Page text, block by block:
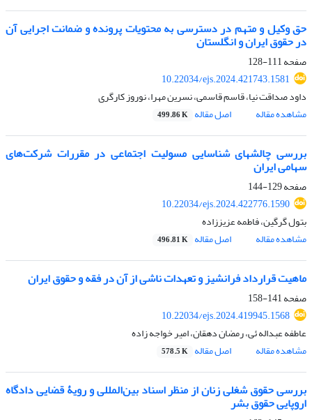
حق وکیل و متهم در دسترسی به محتویات پرونده و ضمانت اجرایی آن
در حقوق ایران و انگلستان
صفحه111-128
10.22034/ejs.2024.421743.1581
داود صداقت نیا، قاسم قاسمی، نسرین مهرا، نوروز کارگری
مشاهده مقاله
اصل مقاله 499.86 K
بررسی چالشهای شناسایی مسولیت اجتماعی در مقررات شرکت‌های
سهامی ایران
صفحه129-144
10.22034/ejs.2024.422776.1590
بتول گرگین، فاطمه عزیززاده
مشاهده مقاله
اصل مقاله 496.81 K
ماهیت قرارداد فرانشیز و تعهدات ناشی از آن در فقه و حقوق ایران
صفحه141-158
10.22034/ejs.2024.419945.1568
عاطفه عبداله ئی، رمضان دهقان، امیر خواجه زاده
مشاهده مقاله
اصل مقاله 578.5 K
بررسی حقوق شغلی زنان از منظر اسناد بین‌المللی و رویۀ قضایی دادگاه
اروپایی حقوق بشر